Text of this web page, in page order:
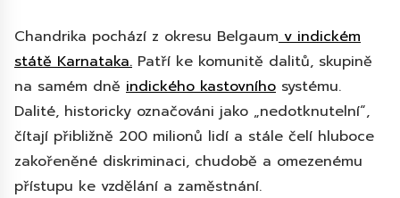
Chandrika pochází z okresu Belgaumv indickém
státě Karnataka. Patří ke komunitě dalitů, skupině
na samém dně indického kastovního systému.
Dalité, historicky označováni jako „nedotknutelní“,
čítají přibližně 200 milionů lidí a stále čelí hluboce
zakořeněné diskriminaci, chudobě a omezenému
přístupu ke vzdělání a zaměstnání.